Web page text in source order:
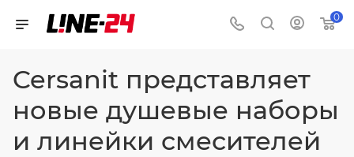
0
Cersanit представляет
новые душевые наборы
и линейки смесителей